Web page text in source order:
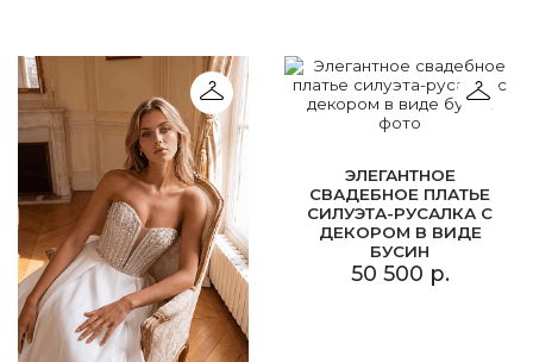
ЭЛЕГАНТНОЕ
СВАДЕБНОЕ ПЛАТЬЕ
СИЛУЭТА-РУСАЛКА С
ДЕКОРОМ В ВИДЕ
БУСИН
50 500 р.